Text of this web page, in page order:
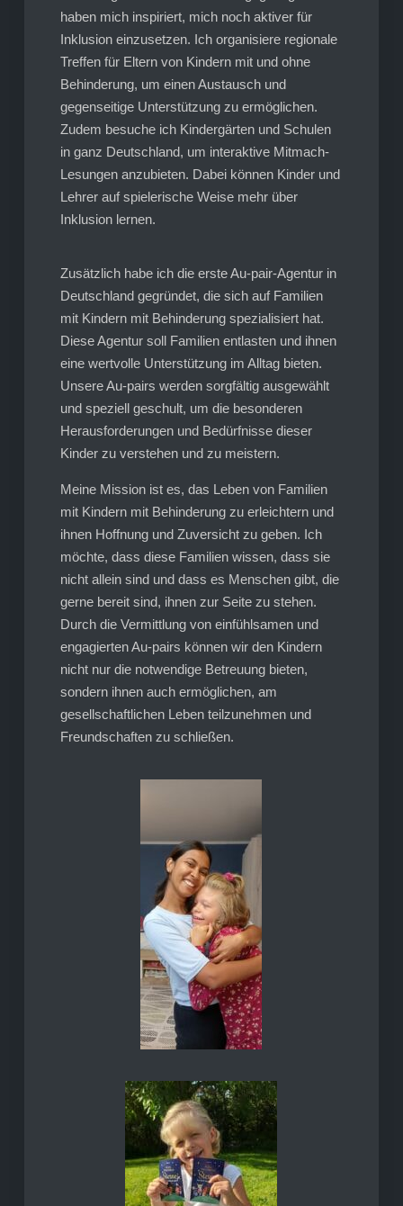
haben mich inspiriert, mich noch aktiver für
Inklusion einzusetzen. Ich organisiere regionale
Treffen für Eltern von Kindern mit und ohne
Behinderung, um einen Austausch und
gegenseitige Unterstützung zu ermöglichen.
Zudem besuche ich Kindergärten und Schulen
in ganz Deutschland, um interaktive Mitmach-
Lesungen anzubieten. Dabei können Kinder und
Lehrer auf spielerische Weise mehr über
Inklusion lernen.
Zusätzlich habe ich die erste Au-pair-Agentur in
Deutschland gegründet, die sich auf Familien
mit Kindern mit Behinderung spezialisiert hat.
Diese Agentur soll Familien entlasten und ihnen
eine wertvolle Unterstützung im Alltag bieten.
Unsere Au-pairs werden sorgfältig ausgewählt
und speziell geschult, um die besonderen
Herausforderungen und Bedürfnisse dieser
Kinder zu verstehen und zu meistern.
Meine Mission ist es, das Leben von Familien
mit Kindern mit Behinderung zu erleichtern und
ihnen Hoffnung und Zuversicht zu geben. Ich
möchte, dass diese Familien wissen, dass sie
nicht allein sind und dass es Menschen gibt, die
gerne bereit sind, ihnen zur Seite zu stehen.
Durch die Vermittlung von einfühlsamen und
engagierten Au-pairs können wir den Kindern
nicht nur die notwendige Betreuung bieten,
sondern ihnen auch ermöglichen, am
gesellschaftlichen Leben teilzunehmen und
Freundschaften zu schließen.